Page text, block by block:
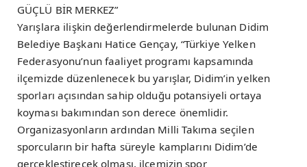
GÜÇLÜ BİR MERKEZ”
Yarışlara ilişkin değerlendirmelerde bulunan Didim
Belediye Başkanı Hatice Gençay, “Türkiye Yelken
Federasyonu’nun faaliyet programı kapsamında
ilçemizde düzenlenecek bu yarışlar, Didim’in yelken
sporları açısından sahip olduğu potansiyeli ortaya
koyması bakımından son derece önemlidir.
Organizasyonların ardından Milli Takıma seçilen
sporcuların bir hafta süreyle kamplarını Didim’de
gerçekleştirecek olması, ilçemizin spor